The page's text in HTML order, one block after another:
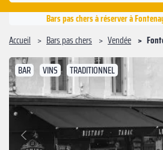
Bars pas chers à réserver à
Accueil
Bars pas chers Vendée
BAR VINS TRADITIONNEL
Précédent